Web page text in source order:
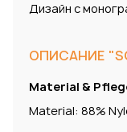
Дизайн с
ОПИСАНИЕ
Material &
Material: 88%